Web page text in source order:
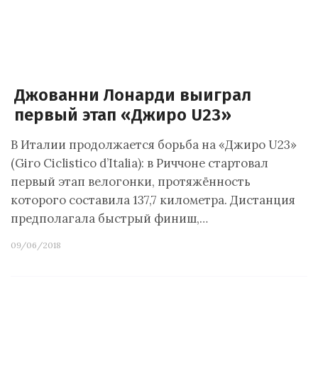
Джованни Лонарди выиграл
первый этап «Джиро U23»
В Италии продолжается борьба на «Джиро U23»
(Giro Ciclistico d’Italia): в Риччоне стартовал
первый этап велогонки, протяжённость
которого составила 137,7 километра. Дистанция
предполагала быстрый финиш,…
09/06/2018